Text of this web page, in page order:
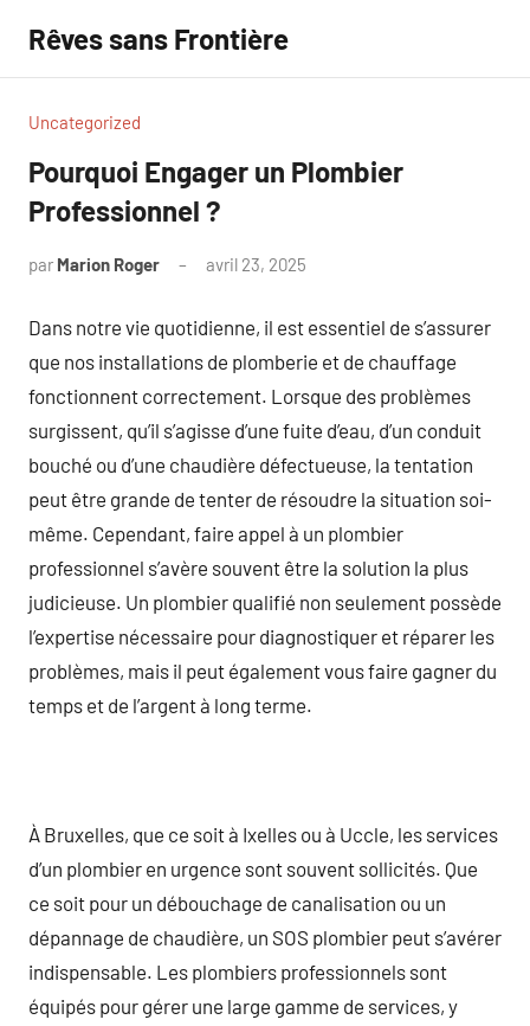
contenu
Rêves sans Frontière
Uncategorized
Pourquoi Engager un Plombier
Professionnel ?
par Marion Roger avril 23, 2025
Dans notre vie quotidienne, il est essentiel de s’assurer
que nos installations de plomberie et de chauffage
fonctionnent correctement. Lorsque des problèmes
surgissent, qu’il s’agisse d’une fuite d’eau, d’un conduit
bouché ou d’une chaudière défectueuse, la tentation
peut être grande de tenter de résoudre la situation soi-
même. Cependant, faire appel à un plombier
professionnel s’avère souvent être la solution la plus
judicieuse. Un plombier qualifié non seulement possède
l’expertise nécessaire pour diagnostiquer et réparer les
problèmes, mais il peut également vous faire gagner du
temps et de l’argent à long terme.
À Bruxelles, que ce soit à Ixelles ou à Uccle, les services
d’un plombier en urgence sont souvent sollicités. Que
ce soit pour un débouchage de canalisation ou un
dépannage de chaudière, un SOS plombier peut s’avérer
indispensable. Les plombiers professionnels sont
équipés pour gérer une large gamme de services, y